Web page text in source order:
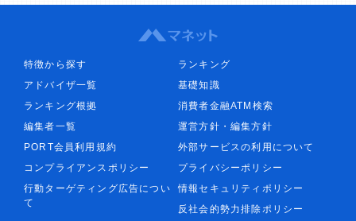
特徴から探す
ランキング
アドバイザ一覧
基礎知識
ランキング根拠
消費者金融ATM検索
編集者一覧
運営方針・編集方針
PORT会員利用規約
外部サービスの利用について
コンプライアンスポリシー
プライバシーポリシー
行動ターゲティング広告につい
て
情報セキュリティポリシー
反社会的勢力排除ポリシー